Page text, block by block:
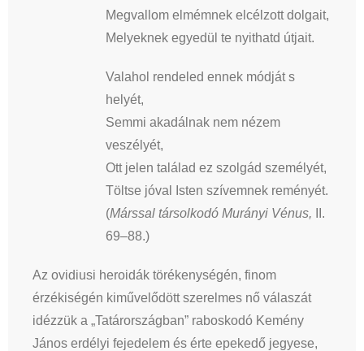
Megvallom elmémnek elcélzott dolgait,
Melyeknek egyedül te nyithatd útjait.
Valahol rendeled ennek módját s
helyét,
Semmi akadálnak nem nézem
veszélyét,
Ott jelen találad ez szolgád személyét,
Töltse jóval Isten szívemnek reményét.
(Márssal társolkodó Murányi Vénus, II.
69–88.)
Az ovidiusi heroidák törékenységén, finom
érzékiségén kiművelődött szerelmes nő válaszát
idézzük a „Tatárországban” raboskodó Kemény
János erdélyi fejedelem és érte epekedő jegyese,